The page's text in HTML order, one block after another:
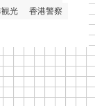
光
香港警察